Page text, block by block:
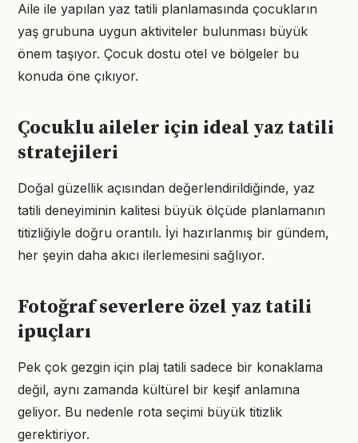
Aile ile yapılan yaz tatili planlamasında çocukların
yaş grubuna uygun aktiviteler bulunması büyük
önem taşıyor. Çocuk dostu otel ve bölgeler bu
konuda öne çıkıyor.
Çocuklu aileler için ideal yaz tatili
stratejileri
Doğal güzellik açısından değerlendirildiğinde, yaz
tatili deneyiminin kalitesi büyük ölçüde planlamanın
titizliğiyle doğru orantılı. İyi hazırlanmış bir gündem,
her şeyin daha akıcı ilerlemesini sağlıyor.
Fotoğraf severlere özel yaz tatili
ipuçları
Pek çok gezgin için plaj tatili sadece bir konaklama
değil, aynı zamanda kültürel bir keşif anlamına
geliyor. Bu nedenle rota seçimi büyük titizlik
gerektiriyor.